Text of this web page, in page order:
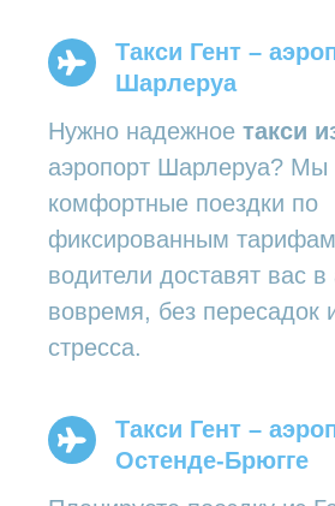
Такси Гент –
Шарлеруа
Нужно надежное такси
аэропорт Шарлеруа? Мы
комфортные поездки по
фиксированным
водители доставят вас в
вовремя, без пересадок
стресса.
Такси Гент –
Остенде-Брюгге